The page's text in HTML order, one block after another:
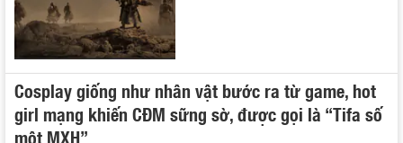
Cosplay giống như nhân vật bước ra từ game, hot
girl mạng khiến CĐM sững sờ, được gọi là “Tifa số
một MXH”